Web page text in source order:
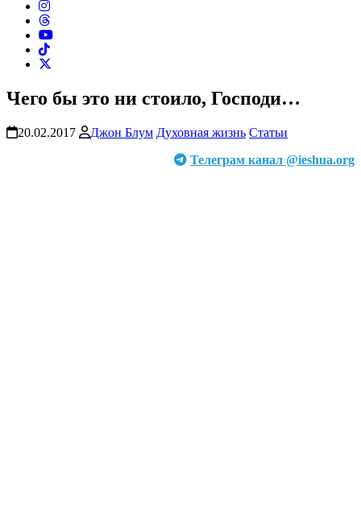
Чего бы это ни стоило, Господи…
20.02.2017 Джон Блум Духовная жизнь Статьи
Телеграм канал @ieshua.org